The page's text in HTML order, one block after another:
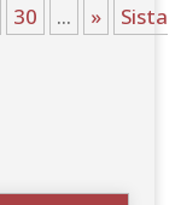
30 ... »
Sista